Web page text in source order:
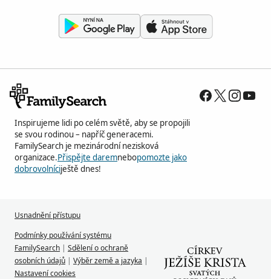
Inspirujeme lidi po celém světě, aby se propojili
se svou rodinou – napříč generacemi.
FamilySearch je mezinárodní nezisková
organizace.Přispějte daremnebopomozte jako
dobrovolníciještě dnes!
Usnadnění přístupu
Podmínky používání systému
FamilySearch | Sdělení o ochraně
osobních údajů | Výběr země a jazyka |
Nastavení cookies